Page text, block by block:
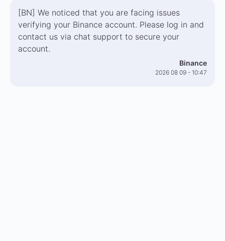
[BN] We noticed that you are facing issues
verifying your Binance account. Please log in and
contact us via chat support to secure your
account.
Binance
2026 08 09 - 10:47